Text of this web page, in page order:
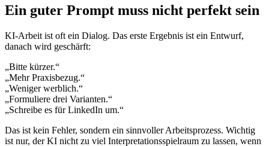
Ein guter Prompt muss nicht perfekt sein
KI-Arbeit ist oft ein Dialog. Das erste Ergebnis ist ein Entwurf,
danach wird geschärft:
„Bitte kürzer.“
„Mehr Praxisbezug.“
„Weniger werblich.“
„Formuliere drei Varianten.“
„Schreibe es für LinkedIn um.“
Das ist kein Fehler, sondern ein sinnvoller Arbeitsprozess. Wichtig
ist nur, der KI nicht zu viel Interpretationsspielraum zu lassen, wenn